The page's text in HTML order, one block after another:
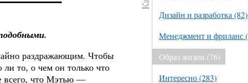
раздражающим. Чтобы
ли то, о чем он только что
всего, что Мэтью —
Дизайн и разработка (82)
Менеджмент и фриланс
Образ жизни (76)
Интересно (283)